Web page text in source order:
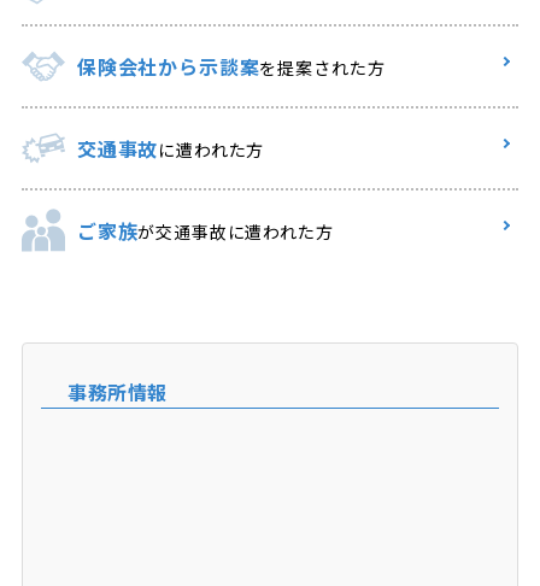
保険会社から示談案を提案された方
交通事故に遭われた方
ご家族が交通事故に遭われた方
事務所情報